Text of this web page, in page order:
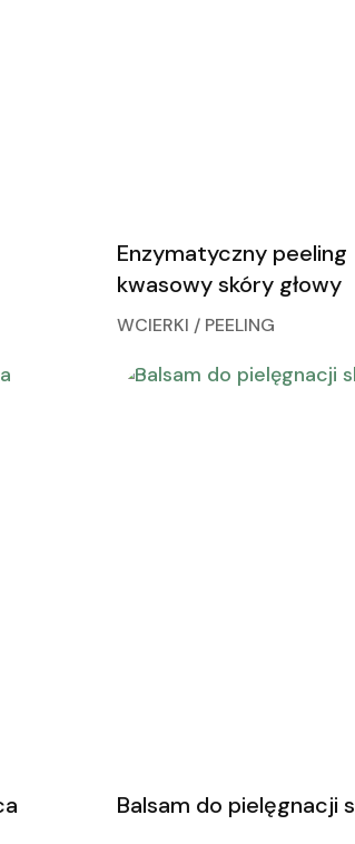
Enzymatyczny peeling
kwasowy skóry głowy
WCIERKI / PEELING
Balsam do pielęgnacji